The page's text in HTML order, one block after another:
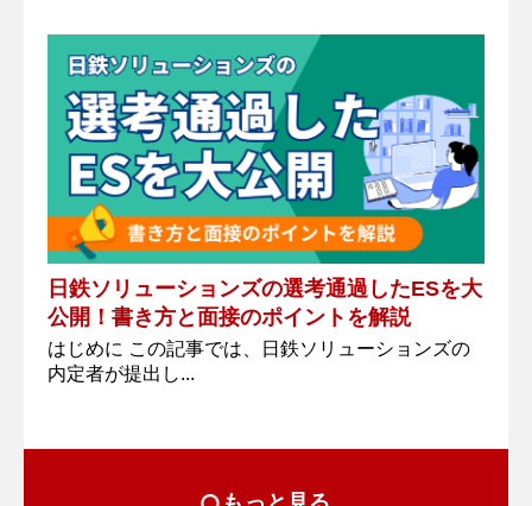
日鉄ソリューションズの選考通過したESを大
公開！書き方と面接のポイントを解説
はじめに この記事では、日鉄ソリューションズの
内定者が提出し...